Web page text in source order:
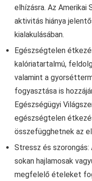
elhízásra. Az Amerikai
aktivitás hiánya
kialakulásában.
Egészségtelen
kalóriatartalmú,
valamint a
fogyasztása is
Egészségügyi
egészségtelen
összefügghetnek az
Stressz és szorongás:
sokan hajlamosak
megfelelő ételeket